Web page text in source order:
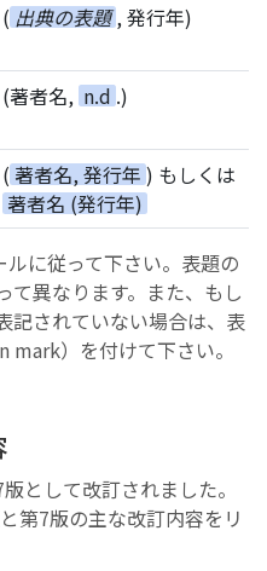
( 出典の表題 , 発行年)
(著者名, n.d .)
( 著者名, 発行年 ) もしくは
著者名 (発行年)
に従って下さい。表題の
て異なります。また、もし
記されていない場合は、表
）を付けて下さい。
として改訂されました。
第7版の主な改訂内容をリ